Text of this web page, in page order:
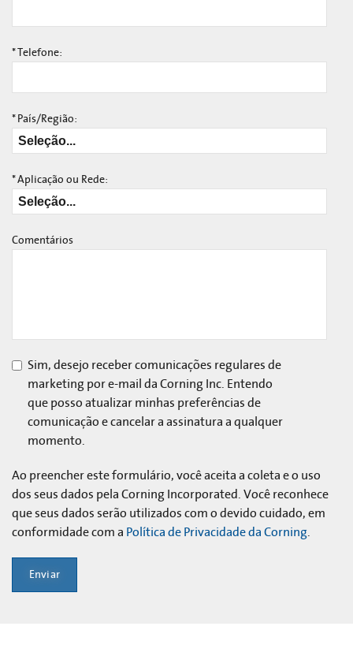
*Telefone:
* País/Região:
*Aplicação ou Rede:
Comentários
Sim, desejo receber comunicações regulares de
marketing por e-mail da Corning Inc. Entendo
que posso atualizar minhas preferências de
comunicação e cancelar a assinatura a qualquer
momento.
Ao preencher este formulário, você aceita a coleta e o uso
dos seus dados pela Corning Incorporated. Você reconhece
que seus dados serão utilizados com o devido cuidado, em
conformidade com a Política de Privacidade da Corning.
Enviar